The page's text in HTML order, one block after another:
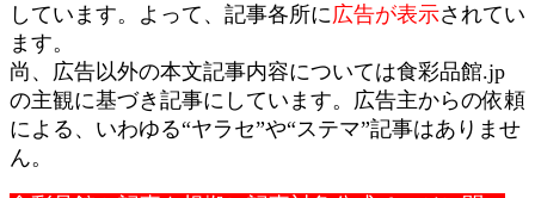
しています。よって、記事各所に広告が表示されてい
ます。
尚、広告以外の本文記事内容については食彩品館.jp
の主観に基づき記事にしています。広告主からの依頼
による、いわゆる“ヤラセ”や“ステマ”記事はありませ
ん。